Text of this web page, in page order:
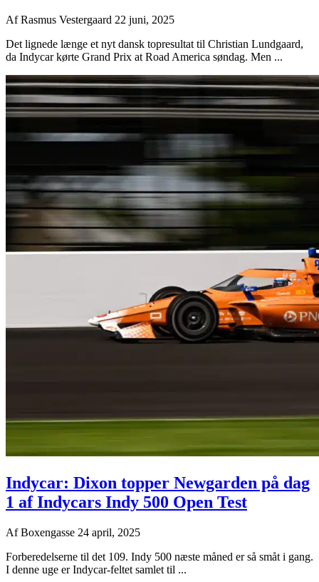
AfRasmus Vestergaard 22 juni, 2025
Det lignede længe et nyt dansk topresultat til Christian Lundgaard,
da Indycar kørte Grand Prix at Road America søndag. Men ...
Indycar: Dixon topper Newgarden på dag
1 af Indycars Indy 500 Open Test
AfBoxengasse 24 april, 2025
Forberedelserne til det 109. Indy 500 næste måned er så småt i gang.
I denne uge er Indycar-feltet samlet til ...